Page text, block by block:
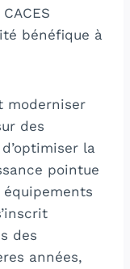
bénéfique à
moderniser
des
la
pointue
des
années,